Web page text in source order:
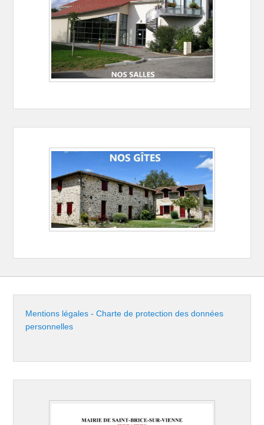
Mentions légales - Charte de protection des données
personnelles